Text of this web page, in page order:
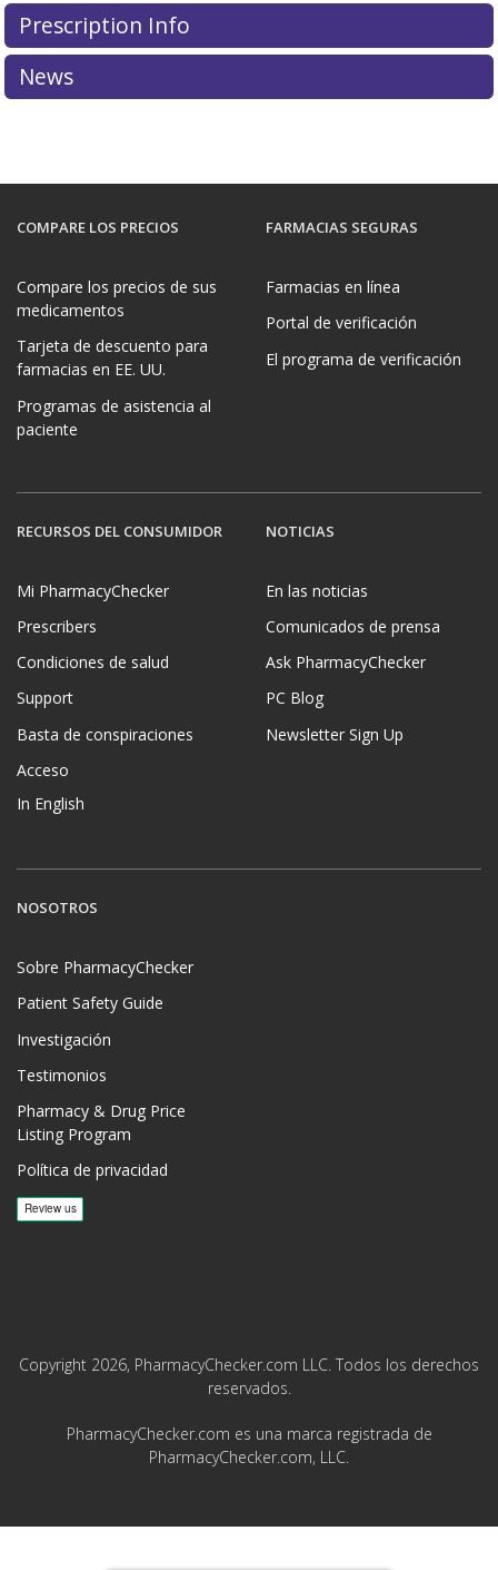
Prescription Info
News
COMPARE LOS PRECIOS
Compare los precios de sus
medicamentos
Tarjeta de descuento para
farmacias en EE. UU.
Programas de asistencia al
paciente
FARMACIAS SEGURAS
Farmacias en línea
Portal de verificación
El programa de verificación
RECURSOS DEL CONSUMIDOR
Mi PharmacyChecker
Prescribers
Condiciones de salud
Support
Basta de conspiraciones
Acceso
In English
NOTICIAS
En las noticias
Comunicados de prensa
Ask PharmacyChecker
PC Blog
Newsletter Sign Up
NOSOTROS
Sobre PharmacyChecker
Patient Safety Guide
Investigación
Testimonios
Pharmacy & Drug Price
Listing Program
Política de privacidad
Copyright 2026, PharmacyChecker.com LLC. Todos los derechos
reservados.
PharmacyChecker.com es una marca registrada de
PharmacyChecker.com, LLC.